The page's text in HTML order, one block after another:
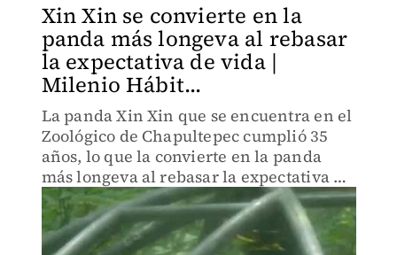
Xin Xin se convierte en la
panda más longeva al rebasar
la expectativa de vida |
Milenio Hábit...
La panda Xin Xin que se encuentra en el
Zoológico de Chapultepec cumplió 35
años, lo que la convierte en la panda
más longeva al rebasar la expectativa de
vida que es de 30 años.